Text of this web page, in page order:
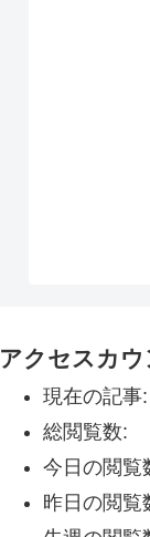
アクセスカウ
現在の記事:
総閲覧数:
今日の閲覧
昨日の閲覧